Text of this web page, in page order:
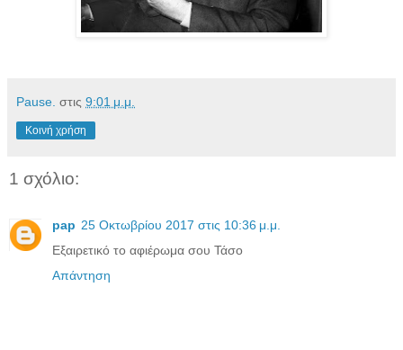
Pause. στις 9:01 μ.μ.
Κοινή χρήση
1 σχόλιο:
pap 25 Οκτωβρίου 2017 στις 10:36 μ.μ.
Εξαιρετικό το αφιέρωμα σου Τάσο
Απάντηση